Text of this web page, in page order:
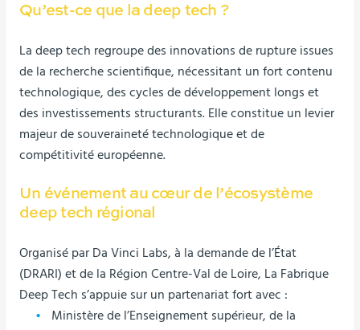
Qu’est-ce que la deep tech ?
La deep tech regroupe des innovations de rupture issues
de la recherche scientifique, nécessitant un fort contenu
technologique, des cycles de développement longs et
des investissements structurants. Elle constitue un levier
majeur de souveraineté technologique et de
compétitivité européenne.
Un événement au cœur de l’écosystème
deep tech régional
Organisé par Da Vinci Labs, à la demande de l’État
(DRARI) et de la Région Centre-Val de Loire, La Fabrique
Deep Tech s’appuie sur un partenariat fort avec :
Ministère de l’Enseignement supérieur, de la